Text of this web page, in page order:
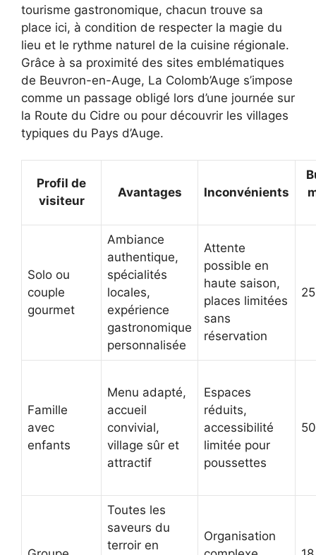
tourisme gastronomique, chacun trouve sa
place ici, à condition de respecter la magie du
lieu et le rythme naturel de la cuisine régionale.
Grâce à sa proximité des sites emblématiques
de Beuvron-en-Auge, La Colomb’Auge s’impose
comme un passage obligé lors d’une journée sur
la Route du Cidre ou pour découvrir les villages
typiques du Pays d’Auge.
Profil de
visiteur
Avantages Inconvénients
Solo ou
couple
gourmet
Ambiance
authentique,
spécialités
locales,
expérience
gastronomique
personnalisée
Attente
possible en
haute saison,
places limitées
sans
réservation
Famille
avec
enfants
Menu adapté,
accueil
convivial,
village sûr et
attractif
Espaces
réduits,
accessibilité
limitée pour
poussettes
Toutes les
saveurs du
terroir en
Organisation